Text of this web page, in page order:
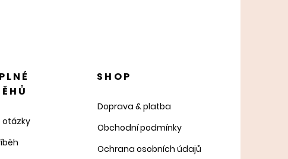
otázky
SHOP
Doprava & platba
Obchodní podmínky
Ochrana osobních údajů